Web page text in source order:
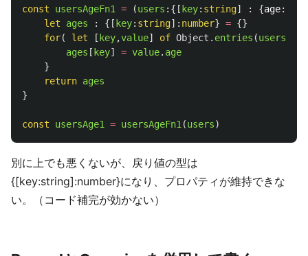
const usersAgeFn1 = (users :{[ key: string] : {age:
let
ages : {[ key: string]: number} = {}
for( let [ key,value] of Object . entries (users
ages [ key] = value. age
}
return ages
}
const usersAge1 = usersAgeFn1 (users)
別に上でも悪くないが、戻り値の型は
{[key:string]:number}になり、プロパティが維持できな
い。（コード補完が効かない）